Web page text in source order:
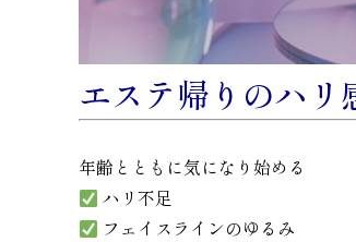
エステ帰りのハ
年齢とともに気になり始める
ハリ不足
フェイスラインのゆるみ